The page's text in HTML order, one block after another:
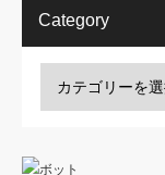
Category